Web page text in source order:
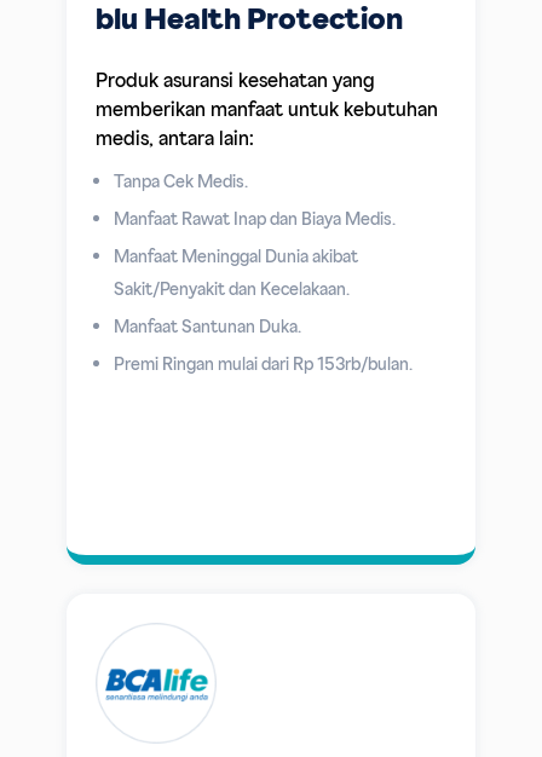
blu Health Protection
Produk asuransi kesehatan yang
memberikan manfaat untuk kebutuhan
medis, antara lain:
Tanpa Cek Medis.
Manfaat Rawat Inap dan Biaya Medis.
Manfaat Meninggal Dunia akibat
Sakit/Penyakit dan Kecelakaan.
Manfaat Santunan Duka.
Premi Ringan mulai dari Rp 153rb/bulan.